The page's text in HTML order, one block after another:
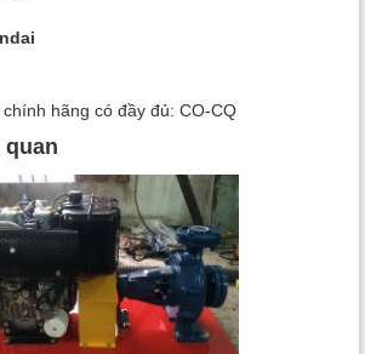
hãng có đầy đủ: CO-CQ
quan